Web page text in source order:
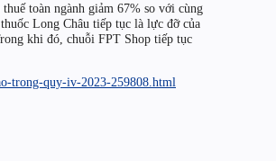
toàn ngành giảm 67% so với cùng
Long Châu tiếp tục là lực đỡ của
khi đó, chuỗi FPT Shop tiếp tục
trong-quy-iv-2023-259808.html